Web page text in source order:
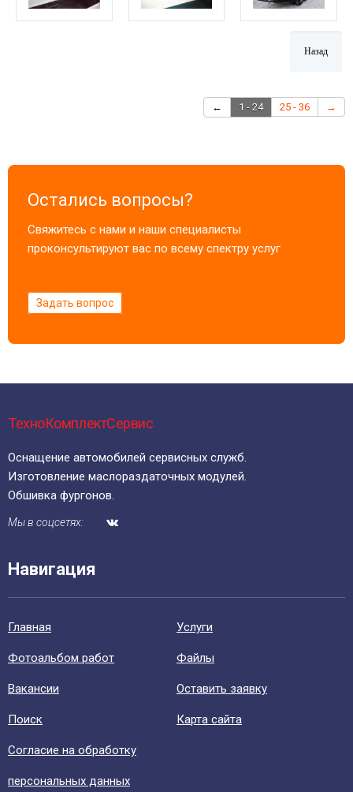
← 1 - 24 25 - 36 →
Остались вопросы?
Свяжитесь с нами и наши специалисты
проконсультируют вас по всему спектру услуг
Задать вопрос
ТехноКомплектСервис
Оснащение автомобилей сервисных служб.
Изготовление маслораздаточных модулей.
Обшивка фургонов.
Мы в соцсетях:
Навигация
Главная Уcлуги
Фотоальбом работ Файлы
Вакансии Оставить заявку
Поиск Карта сайта
Согласие на обработку
персональных данных